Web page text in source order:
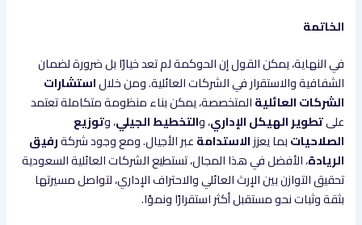
الخاتمة
في النهاية، يمكن القول إن الحوكمة لم تعد خيارًا بل ضرورة لضمان
الشفافية والاستقرار في الشركات العائلية. ومن خلالاستشارات
الشركات العائليةالمتخصصة، يمكن بناء منظومة متكاملة تعتمد
علىتطوير الهيكل الإداري، والتخطيط الجيلي، وتوزيع
الصلاحياتبما يعززالاستدامةعبر الأجيال. ومع وجود شركةرفيق
الريادة، الأفضل في هذا المجال، تستطيع الشركات العائلية السعودية
تحقيق التوازن بين الإرث العائلي والاحتراف الإداري، لتواصل مسيرتها
بثقة وثبات نحو مستقبل أكثر استقرارًا ونموًا.